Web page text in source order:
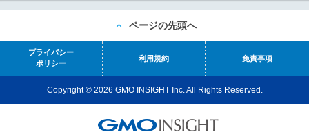
ページの先頭へ
プライバシー
ポリシー
利用規約 免責事項
Copyright © 2026 GMO INSIGHT Inc. All Rights Reserved.